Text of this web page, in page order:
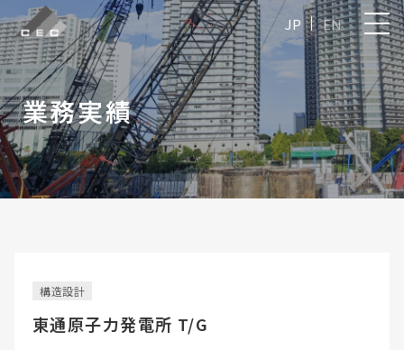
EN
JP
業務実績
構造設計
東通原子力発電所 T/G